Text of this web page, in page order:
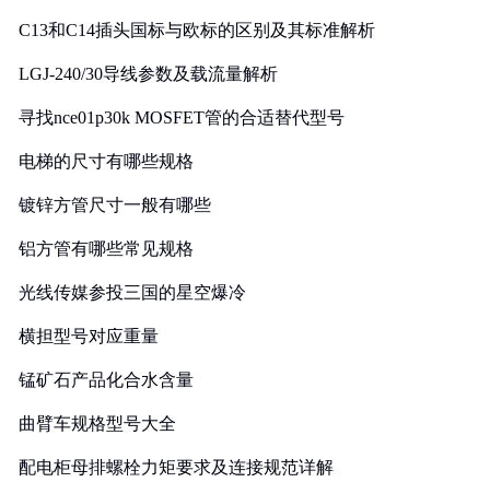
C13和C14插头国标与欧标的区别及其标准解析
LGJ-240/30导线参数及载流量解析
寻找nce01p30k MOSFET管的合适替代型号
电梯的尺寸有哪些规格
镀锌方管尺寸一般有哪些
铝方管有哪些常见规格
光线传媒参投三国的星空爆冷
横担型号对应重量
锰矿石产品化合水含量
曲臂车规格型号大全
配电柜母排螺栓力矩要求及连接规范详解